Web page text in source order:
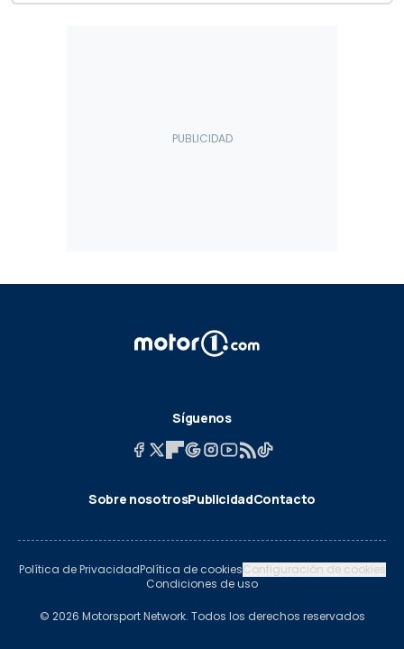
Síguenos
Sobre nosotrosPublicidadContacto
Política de PrivacidadPolítica de cookiesConfiguración de cookies
Condiciones de uso
© 2026 Motorsport Network. Todos los derechos reservados